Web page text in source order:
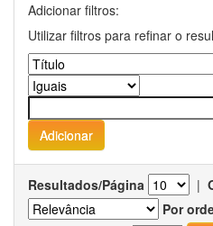
Adicionar filtros:
Utilizar filtros para refinar o
Resultados/Página |
Por